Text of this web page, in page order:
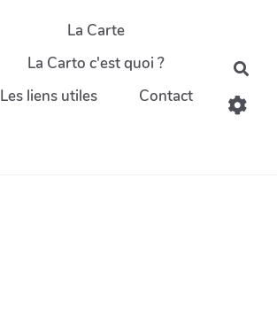
La Carte
La Carto c'est quoi ?
Les liens utiles
Contact